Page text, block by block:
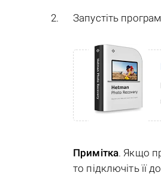
Запустіть
Примітка. Якщо
то підключіть її